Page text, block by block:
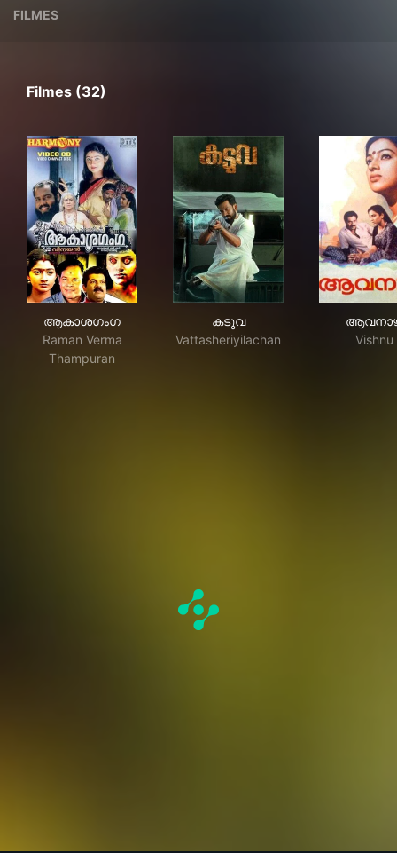
FILMES
Filmes (32)
ആകാശഗംഗ
Raman Verma
Thampuran
കടുവ
Vattasheriyilachan
Vishnu